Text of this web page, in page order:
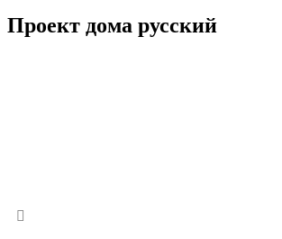
Проект дома русский